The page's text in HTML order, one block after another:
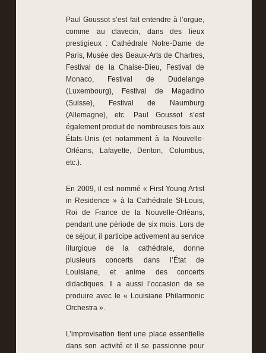
Paul Goussot s’est fait entendre à l’orgue,
comme au clavecin, dans des lieux
prestigieux : Cathédrale Notre-Dame de
Paris, Musée des Beaux-Arts de Chartres,
Festival de la Chaise-Dieu, Festival de
Monaco, Festival de Dudelange
(Luxembourg), Festival de Magadino
(Suisse), Festival de Naumburg
(Allemagne), etc. Paul Goussot s’est
également produit de nombreuses fois aux
États-Unis (et notamment à la Nouvelle-
Orléans, Lafayette, Denton, Columbus,
etc.).
En 2009, il est nommé « First Young Artist
in Residence » à la Cathédrale St-Louis,
Roi de France de la Nouvelle-Orléans,
pendant une période de six mois. Lors de
ce séjour, il participe activement au service
liturgique de la cathédrale, donne
plusieurs concerts dans l’État de
Louisiane, et anime des concerts
didactiques. Il a aussi l’occasion de se
produire avec le « Louisiane Philarmonic
Orchestra ».
L’improvisation tient une place essentielle
dans son activité et il se passionne pour